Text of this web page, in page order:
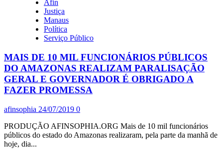
MANAUS,
MAIS
DE
20
MIL
SENSÍVEIS,
LÚCIDAS
E
ÉTICAS,
FORAM
RUAS
POSICIONAR
CONTRA
A
Afin
Justiça
Manaus
Política
Serviço Público
MAIS DE 10 MIL FUNCIONÁRIOS PÚBLICOS
DO AMAZONAS REALIZAM PARALISAÇÃO
GERAL E GOVERNADOR É OBRIGADO A
FAZER PROMESSA
afinsophia 24/07/2019 0
PRODUÇÃO AFINSOPHIA.ORG Mais de 10 mil funcionários
públicos do estado do Amazonas realizaram, pela parte da manhã de
hoje, dia...